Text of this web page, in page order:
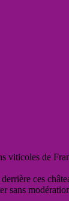
viticoles de
ces
sans